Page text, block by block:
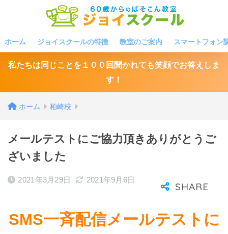
ホーム ジョイスクールの特徴 教室のご案内 スマートフォン
私たちは同じことを１００回聞かれても笑顔でお答えしま
す！
ホーム 柏崎校
メールテストにご協力頂きありがとうご
ざいました
2021年3月29日 2021年9月6日
SMS一斉配信メールテストに